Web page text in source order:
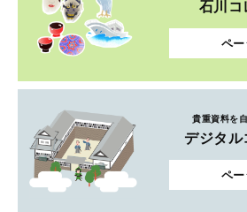
石川コ
ペ
貴重資料を
デジタル
ペ